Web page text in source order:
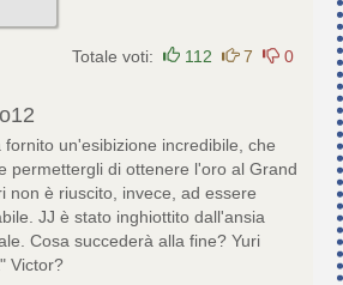
Totale voti: 112 7 0
fornito un'esibizione incredibile, che
permettergli di ottenere l'oro al Grand
non è riuscito, invece, ad essere
JJ è stato inghiottito dall'ansia
Cosa succederà alla fine? Yuri
Victor?